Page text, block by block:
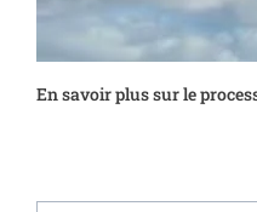
En savoir plus sur le